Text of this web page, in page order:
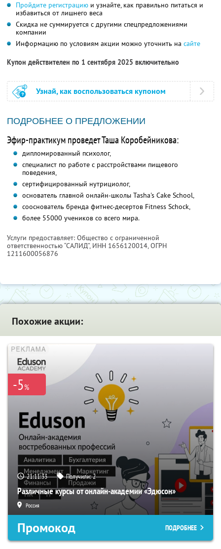
Пройдите регистрацию и узнайте, как правильно питаться и
избавиться от лишнего веса
Скидка не суммируется с другими спецпредложениями
компании
Информацию по условиям акции можно уточнить на сайте
Купон действителен по 1 сентября 2025 включительно
Узнай, как воспользоваться купоном
ПОДРОБНЕЕ О ПРЕДЛОЖЕНИИ
Эфир-практикум проведет Таша Коробейникова:
дипломированный психолог,
специалист по работе с расстройствами пищевого
поведения,
сертифицированный нутрициолог,
основатель главной онлайн-школы Tasha's Cake School,
сооснователь бренда фитнес-десертов Fitness Schock,
более 55000 учеников со всего мира.
Услуги предоставляет: Общество с ограниченной
ответственностью “САЛИД”, ИНН 1656120014, ОГРН
1211600056876
Похожие акции:
-5%
21:11:32 Получили:2
Различные курсы от онлайн-академии «Эдюсон»
Россия
Промокод ПОДРОБНЕЕ